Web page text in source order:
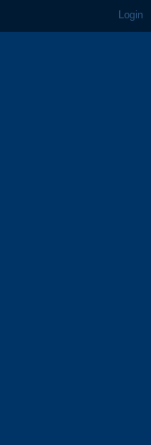
Login